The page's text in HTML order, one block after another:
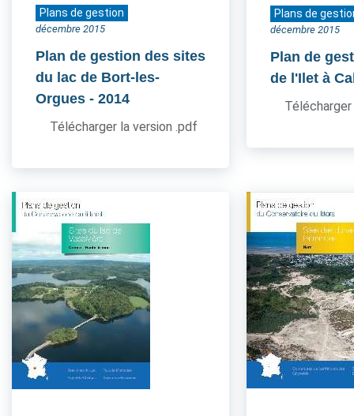
Plans de gestion
décembre 2015
Plan de gestion des sites
du lac de Bort-les-
Orgues - 2014
Télécharger la version .pdf
Plans de
décembre 2015
Plan de
de l'Ilet à